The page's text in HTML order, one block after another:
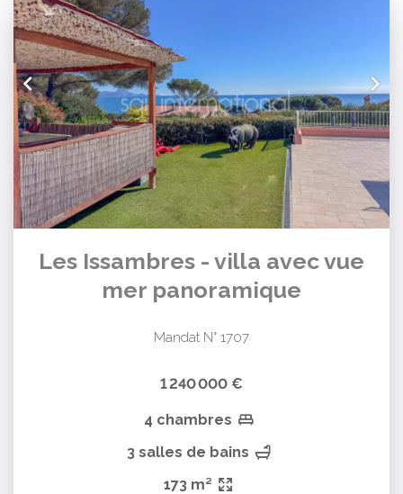
Les Issambres - villa avec vue
mer panoramique
Mandat N° 1707
1 240 000 €
4 chambres
3 salles de bains
173 m²